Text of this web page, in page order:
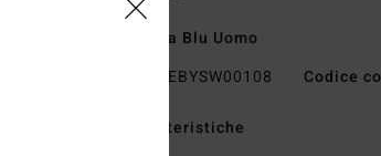
Maglia Blu Uomo
EBYSW00108 Codice
Caratteristiche